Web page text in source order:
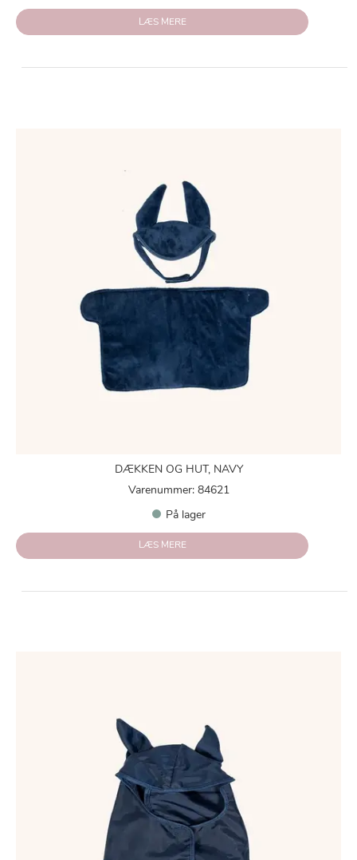
LÆS MERE
DÆKKEN OG HUT, NAVY
Varenummer: 84621
På lager
LÆS MERE